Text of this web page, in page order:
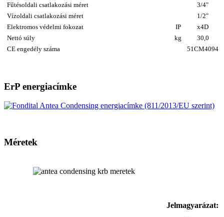
Fűtésoldali csatlakozási méret
3/4"
Vízoldali csatlakozási méret
1/2"
Elektromos védelmi fokozat
IP
x4D
Nettó súly
kg
30,0
CE engedély száma
51CM4094
ErP energiacímke
Méretek
Jelmagyarázat: